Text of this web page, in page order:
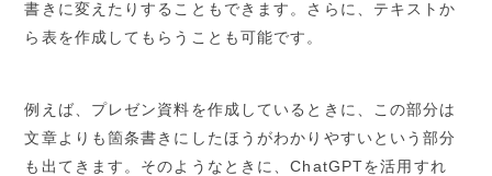
書きに変えたりすることもできます。さらに、テキストか
ら表を作成してもらうことも可能です。
例えば、プレゼン資料を作成しているときに、この部分は
文章よりも箇条書きにしたほうがわかりやすいという部分
も出てきます。そのようなときに、ChatGPTを活用すれ